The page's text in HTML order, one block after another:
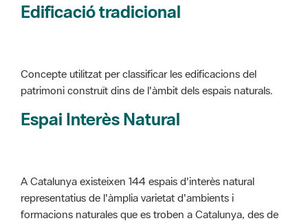
Edificació tradicional
Concepte utilitzat per classificar les edificacions del
patrimoni construït dins de l'àmbit dels espais naturals.
Espai Interès Natural
A Catalunya existeixen 144 espais d'interès natural
representatius de l'àmplia varietat d'ambients i
formacions naturales que es troben a Catalunya, des de